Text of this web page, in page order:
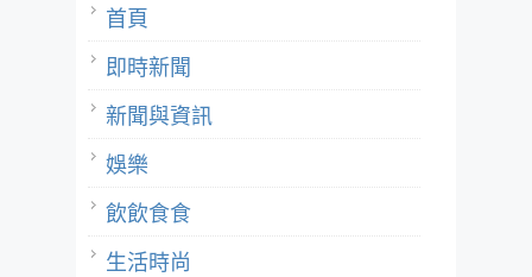
首頁
即時新聞
新聞與資訊
娛樂
飲飲食食
生活時尚